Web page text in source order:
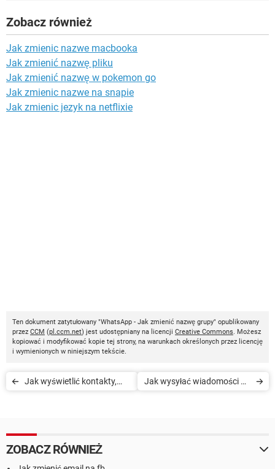
Zobacz również
Jak zmienic nazwe macbooka
Jak zmienić nazwę pliku
Jak zmienić nazwę w pokemon go
Jak zmienic nazwe na snapie
Jak zmienic jezyk na netflixie
Ten dokument zatytułowany "WhatsApp - Jak zmienić nazwę grupy" opublikowany
przez CCM (pl.ccm.net) jest udostępniany na licencji Creative Commons. Możesz
kopiować i modyfikować kopie tej strony, na warunkach określonych przez licencję
i wymienionych w niniejszym tekście.
Jak wyświetlić kontakty,
iPhonie
Jak wysyłać wiadomości do
ZOBACZ RÓWNIEŻ